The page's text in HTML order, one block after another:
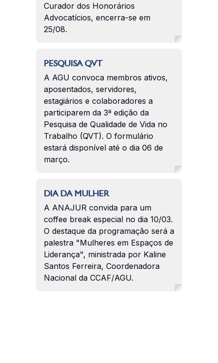
Curador dos Honorários
Advocatícios, encerra-se em
25/08.
PESQUISA QVT
A AGU convoca membros ativos,
aposentados, servidores,
estagiários e colaboradores a
participarem da 3ª edição da
Pesquisa de Qualidade de Vida no
Trabalho (QVT). O formulário
estará disponível até o dia 06 de
março.
DIA DA MULHER
A ANAJUR convida para um
coffee break especial no dia 10/03.
O destaque da programação será a
palestra "Mulheres em Espaços de
Liderança", ministrada por Kaline
Santos Ferreira, Coordenadora
Nacional da CCAF/AGU.